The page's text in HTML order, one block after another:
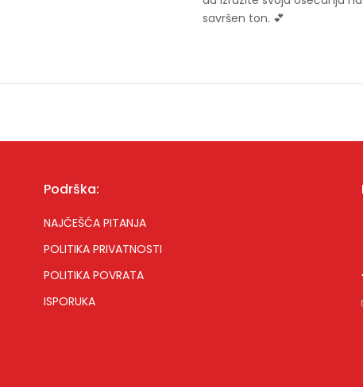
savršen ton. 💕
Podrška:
NAJČEŠĆA PITANJA
POLITIKA PRIVATNOSTI
POLITIKA POVRATA
ISPORUKA